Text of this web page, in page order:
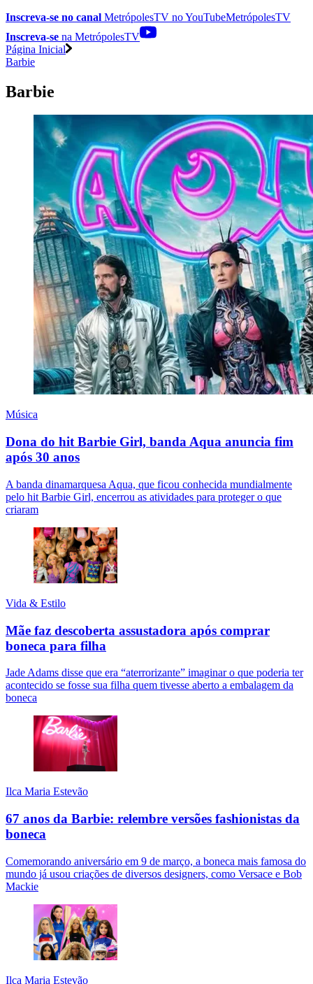
Inscreva-se no canal MetrópolesTV noYouTubeMetrópolesTV
Inscreva-se na MetrópolesTV
Página Inicial
Barbie
Barbie
Música
Dona do hit Barbie Girl, banda Aqua anuncia fim
após 30 anos
A banda dinamarquesa Aqua, que ficou conhecida mundialmente
pelo hit Barbie Girl, encerrou as atividades para proteger o que
criaram
Vida & Estilo
Mãe faz descoberta assustadora após comprar
boneca para filha
Jade Adams disse que era “aterrorizante” imaginar o que poderia ter
acontecido se fosse sua filha quem tivesse aberto a embalagem da
boneca
Ilca Maria Estevão
67 anos da Barbie: relembre versões fashionistas da
boneca
Comemorando aniversário em 9 de março, a boneca mais famosa do
mundo já usou criações de diversos designers, como Versace e Bob
Mackie
Ilca Maria Estevão